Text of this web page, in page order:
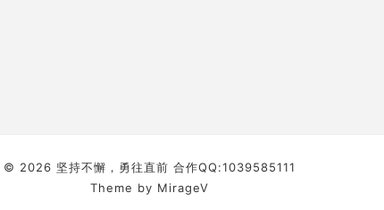
© 2026 坚持不懈，勇往直前 合作QQ:1039585111
Theme by MirageV